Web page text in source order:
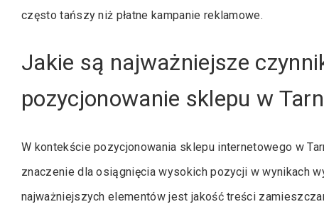
często tańszy niż płatne kampanie reklamowe.
Jakie są najważniejsze
pozycjonowanie sklepu w
W kontekście pozycjonowania sklepu internetowego w
znaczenie dla osiągnięcia wysokich pozycji w wynikach
najważniejszych elementów jest jakość treści